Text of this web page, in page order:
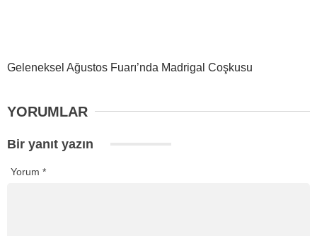
Geleneksel Ağustos Fuarı’nda Madrigal Coşkusu
YORUMLAR
Bir yanıt yazın
Yorum *